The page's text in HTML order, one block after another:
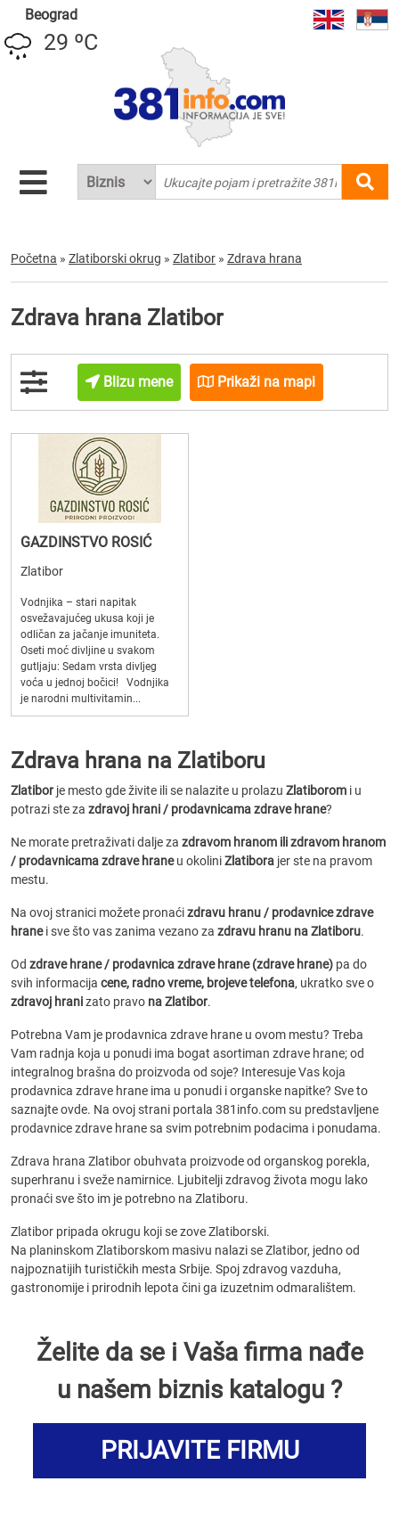
Beograd
29 ºC
Početna » Zlatiborski okrug » Zlatibor » Zdrava hrana
Zdrava hrana Zlatibor
Blizu mene Prikaži na mapi
GAZDINSTVO ROSIĆ
Zlatibor
Vodnjika – stari napitak
osvežavajućeg ukusa koji je
odličan za jačanje imuniteta.
Oseti moć divljine u svakom
gutljaju: Sedam vrsta divljeg
voća u jednoj bočici! Vodnjika
je narodni multivitamin...
Zdrava hrana na Zlatiboru
Zlatibor je mesto gde živite ili se nalazite u prolazu Zlatiborom i u
potrazi ste za zdravoj hrani / prodavnicama zdrave hrane?
Ne morate pretraživati dalje za zdravom hranom ili zdravom hranom
/ prodavnicama zdrave hraneu okoliniZlatibora jer ste na pravom
mestu.
Na ovoj stranici možete pronaćizdravu hranu / prodavnice zdrave
hranei sve što vas zanima vezano za zdravu hranu na Zlatiboru.
Od zdrave hrane / prodavnica zdrave hrane (zdrave hrane) pa do
svih informacija cene, radno vreme, brojeve telefona, ukratko sve o
zdravoj hranizato pravo na Zlatibor.
Potrebna Vam je prodavnica zdrave hrane u ovom mestu? Treba
Vam radnja koja u ponudi ima bogat asortiman zdrave hrane; od
integralnog brašna do proizvoda od soje? Interesuje Vas koja
prodavnica zdrave hrane ima u ponudi i organske napitke? Sve to
saznajte ovde. Na ovoj strani portala 381info.com su predstavljene
prodavnice zdrave hrane sa svim potrebnim podacima i ponudama.
Zdrava hrana Zlatibor obuhvata proizvode od organskog porekla,
superhranu i sveže namirnice. Ljubitelji zdravog života mogu lako
pronaći sve što im je potrebno na Zlatiboru.
Zlatibor pripada okrugu koji se zove Zlatiborski.
Na planinskom Zlatiborskom masivu nalazi se Zlatibor, jedno od
najpoznatijih turističkih mesta Srbije. Spoj zdravog vazduha,
gastronomije i prirodnih lepota čini ga izuzetnim odmaralištem.
Želite da se i Vaša firma nađe
u našem biznis katalogu ?
PRIJAVITE FIRMU